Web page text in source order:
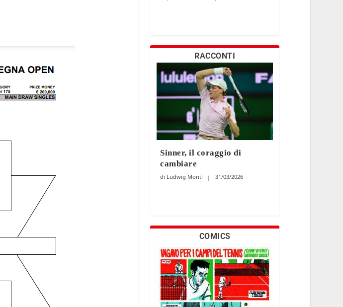
RACCONTI
Sinner, il coraggio di
cambiare
Ludwig Monti 31/03/2026
COMICS